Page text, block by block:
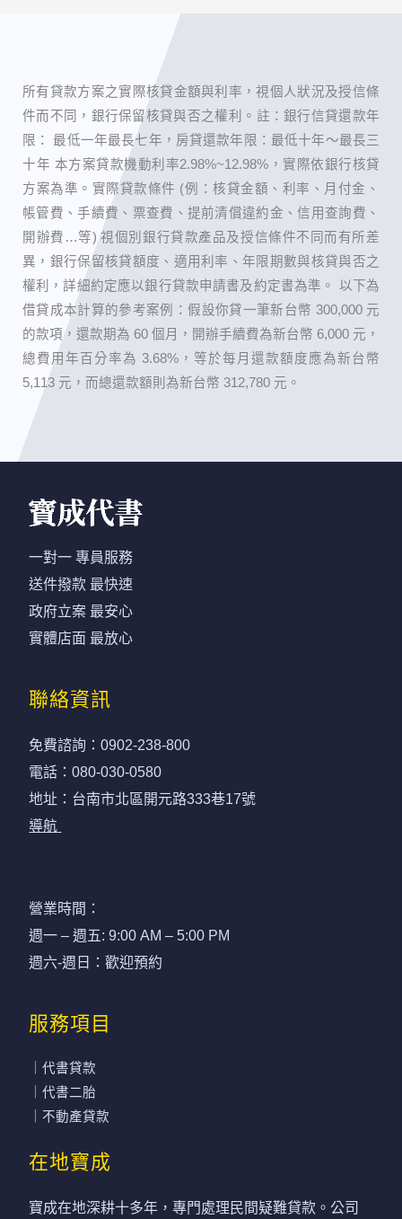
所有貸款方案之實際核貸金額與利率，視個人狀況及授信條
件而不同，銀行保留核貸與否之權利。 ​註：銀行信貸還款年
限： 最低一年最長七年，房貸還款年限：最低十年～最長三
十年 本方案貸款機動利率2.98%~12.98%，實際依銀行核貸
方案為準。實際貸款條件 (例：核貸金額、利率、月付金、
帳管費、手續費、票查費、提前清償違約金、信用查詢費、
開辦費…等) 視個別銀行貸款產品及授信條件不同而有所差
異，銀行保留核貸額度、適用利率、年限期數與核貸與否之
權利，詳細約定應以銀行貸款申請書及約定書為準。 以下為
借貸成本計算的參考案例：假設你貸一筆新台幣 300,000 元
的款項，還款期為 60 個月，開辦手續費為新台幣 6,000 元，
總費用年百分率為 3.68%，等於每月還款額度應為新台幣
5,113 元，而總還款額則為新台幣 312,780 元。
一對一 專員服務
送件撥款 最快速
政府立案 最安心
實體店面 最放心
聯絡資訊
免費諮詢：0902-238-800
電話：080-030-0580
地址：台南市北區開元路333巷17號
導航
營業時間：
週一 – 週五: 9:00 AM – 5:00 PM
週六-週日：歡迎預約
服務項目
｜代書貸款
｜代書二胎
｜不動產貸款
在地寶成
寶成在地深耕十多年，專門處理民間疑難貸款。公司